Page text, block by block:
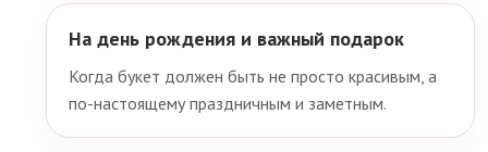
На день рождения и важный подарок
Когда букет должен быть не просто красивым, а
по-настоящему праздничным и заметным.